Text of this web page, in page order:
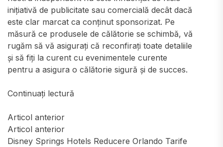
inițiativă de publicitate sau comercială decât dacă
este clar marcat ca conținut sponsorizat. Pe
măsură ce produsele de călătorie se schimbă, vă
rugăm să vă asigurați că reconfirați toate detaliile
și să fiți la curent cu evenimentele curente
pentru a asigura o călătorie sigură și de succes.
Continuați lectură
Articol anterior
Articol anterior
Disney Springs Hotels Reducere Orlando Tarife